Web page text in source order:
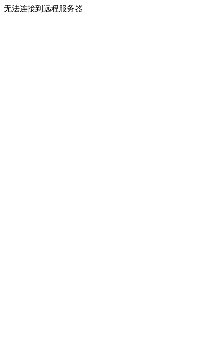
无法连接到远程服务器